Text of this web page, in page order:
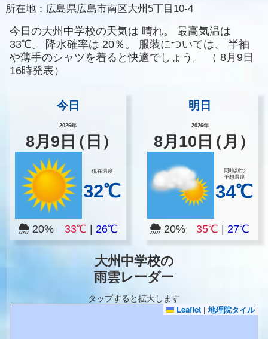
所在地： 広島県広島市南区大州5丁目10-4
今日の大州中学校の天気は 晴れ。
最高気温は
33℃。
降水確率は 20％。 服装については、
半袖
や薄手のシャツを着ると快適でしょう。
（ 8月9日
16時発表）
今日
2026年
8月 9 日（日）
現在温度
32℃
20% 33℃ 26℃
明日
2026年
8月 10 日（月）
同時刻の
予想温度
34℃
20%35℃ |27℃
大州中学校の
雨雲レーダー
タップすると拡大します
Leaflet | 地理院タイル